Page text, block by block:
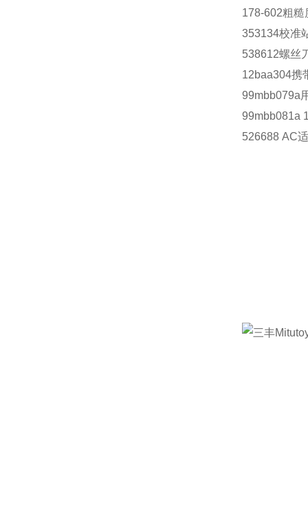
178-602粗糙
353134校准
538612螺丝
12baa304携
99mbb079a
99mbb081a
526688 AC